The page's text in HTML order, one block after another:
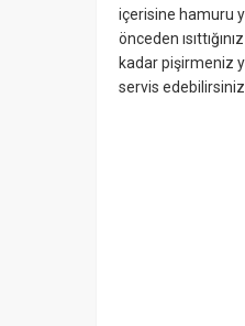
içerisine hamuru
önceden
kadar pişirmeniz
servis